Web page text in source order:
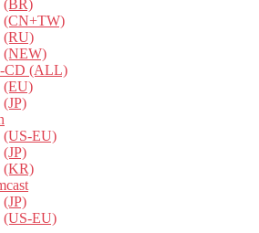
(BR)
(CN+TW)
(RU)
(NEW)
CD (ALL)
(EU)
(JP)
(US-EU)
(JP)
(KR)
(JP)
(US-EU)